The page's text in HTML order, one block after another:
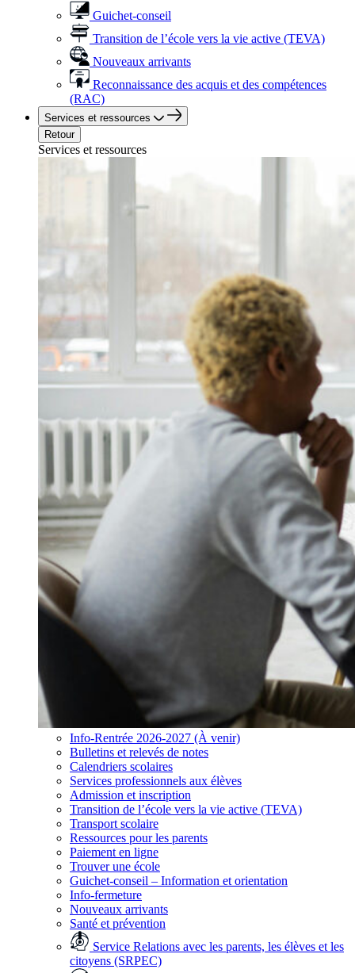
Guichet-conseil
Transition de l’école vers la vie active (TEVA)
Nouveaux arrivants
Reconnaissance des acquis et des compétences
(RAC)
Services et ressources
Retour
Services et ressources
Info-Rentrée 2026-2027 (À venir)
Bulletins et relevés de notes
Calendriers scolaires
Services professionnels aux élèves
Admission et inscription
Transition de l’école vers la vie active (TEVA)
Transport scolaire
Ressources pour les parents
Paiement en ligne
Trouver une école
Guichet-conseil – Information et orientation
Info-fermeture
Nouveaux arrivants
Santé et prévention
Service Relations avec les parents, les élèves et les
citoyens (SRPEC)